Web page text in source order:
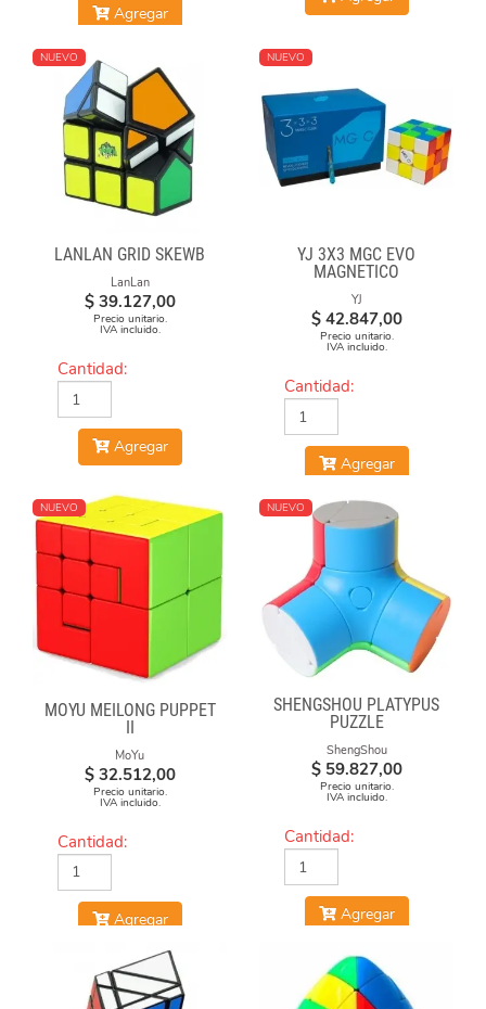
Agregar
NUEVO
LANLAN GRID SKEWB
LanLan
$ 39.127,00
Precio unitario.
IVA incluido.
Cantidad:
Agregar
NUEVO
YJ 3X3 MGC EVO
MAGNETICO
YJ
$ 42.847,00
Precio unitario.
IVA incluido.
Cantidad:
Agregar
NUEVO
MOYU MEILONG PUPPET
II
MoYu
$ 32.512,00
Precio unitario.
IVA incluido.
Cantidad:
Agregar
NUEVO
SHENGSHOU PLATYPUS
PUZZLE
ShengShou
$ 59.827,00
Precio unitario.
IVA incluido.
Cantidad:
Agregar